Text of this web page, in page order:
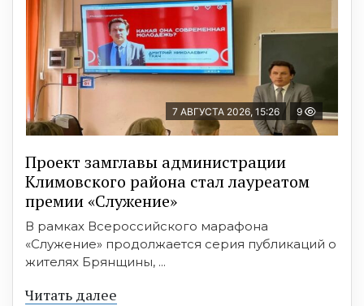
7 АВГУСТА 2026, 15:26 9
Проект замглавы администрации
Климовского района стал лауреатом
премии «Служение»
В рамках Всероссийского марафона
«Служение» продолжается серия публикаций о
жителях Брянщины, ...
Читать далее